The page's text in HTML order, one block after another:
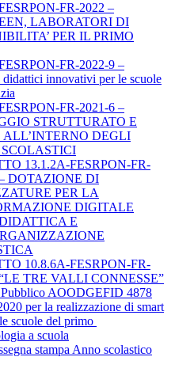
FR-2022 –
LABORATORI DI
PER IL PRIMO
FR-2022-9 –
innovativi per le scuole
FR-2021-6 –
STRUTTURATO E
ALL’INTERNO DEGLI
13.1.2A-FESRPON-FR-
DOTAZIONE DI
PER LA
DIGITALE
E
10.8.6A-FESRPON-FR-
TRE VALLI CONNESSE”
AOODGEFID 4878
per la realizzazione di smart
scuole del primo
a scuola
stampa Anno scolastico